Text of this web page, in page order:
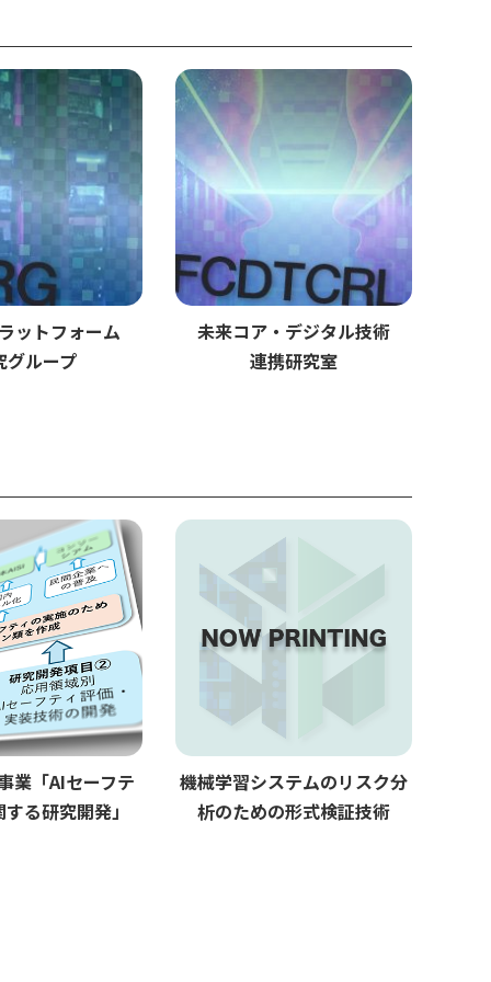
ットフォーム
グループ
未来コア・デジタル技術
連携研究室
業「AIセーフテ
る研究開発」
機械学習システムのリスク分
析のための形式検証技術